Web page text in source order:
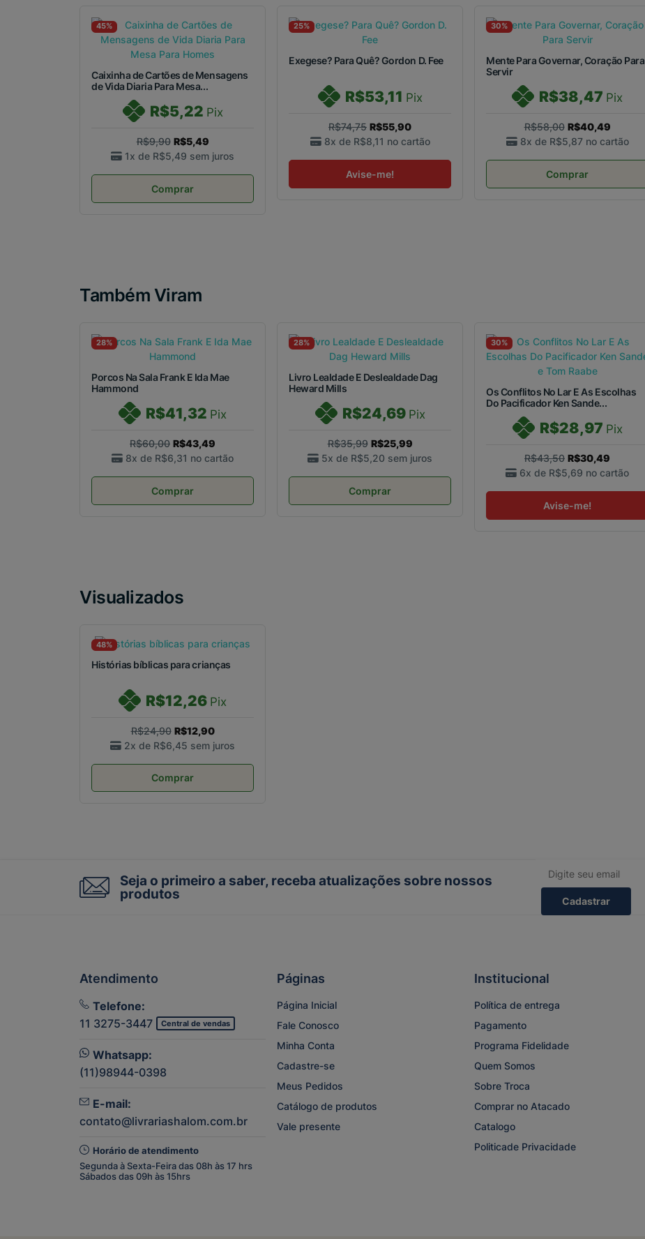
45%
Caixinha de Cartões de Mensagens
de Vida Diaria Para Mesa...
R$5,22 Pix
R$9,90 R$5,49
1x de R$5,49 sem juros
Comprar
25%
Exegese? Para Quê? Gordon D. Fee
R$53,11 Pix
R$74,75 R$55,90
8x de R$8,11 no cartão
Avise-me!
30%
Mente Para Governar, Coração Para
Servir
R$38,47 Pix
R$58,00 R$40,49
8x de R$5,87 no cartão
Comprar
Também Viram
28%
Porcos Na Sala Frank E Ida Mae
Hammond
R$41,32 Pix
R$60,00 R$43,49
8x de R$6,31 no cartão
Comprar
28%
Livro Lealdade E Deslealdade Dag
Heward Mills
R$24,69 Pix
R$35,99 R$25,99
5x de R$5,20 sem juros
Comprar
30%
Os Conflitos No Lar E As Escolhas
Do Pacificador Ken Sande...
R$28,97 Pix
R$43,50 R$30,49
6x de R$5,69 no cartão
Avise-me!
Visualizados
48%
Histórias bíblicas para crianças
R$12,26 Pix
R$24,90 R$12,90
2x de R$6,45 sem juros
Comprar
Seja o primeiro a saber, receba atualizações sobre nossos
produtos
Cadastrar
Atendimento
Telefone:
11 3275-3447
Central de vendas
Whatsapp:
(11)98944-0398
E-mail:
contato@livrariashalom.com.br
Horário de atendimento
Segunda à Sexta-Feira das 08h às 17 hrs
Sábados das 09h às 15hrs
Páginas
Página Inicial
Fale Conosco
Minha Conta
Cadastre-se
Meus Pedidos
Catálogo de produtos
Vale presente
Institucional
Política de entrega
Pagamento
Programa Fidelidade
Quem Somos
Sobre Troca
Comprar no Atacado
Catalogo
Politicade Privacidade